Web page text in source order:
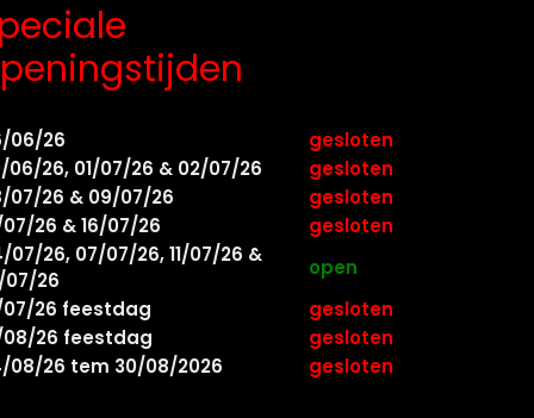
06/26
gesloten
06/26, 01/07/26 & 02/07/26
gesloten
07/26 & 09/07/26
gesloten
07/26 & 16/07/26
gesloten
07/26, 07/07/26, 11/07/26 &
07/26
open
07/26 feestdag
gesloten
08/26 feestdag
gesloten
08/26 tem 30/08/2026
gesloten